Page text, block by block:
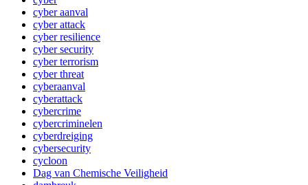
cyber aanval
cyber attack
cyber resilience
cyber security
cyber terrorism
cyber threat
cyberaanval
cyberattack
cybercrime
cybercriminelen
cyberdreiging
cybersecurity
cycloon
Dag van Chemische Veiligheid